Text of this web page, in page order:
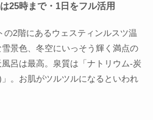
25時まで・1日をフル活用
の2階にあるウェスティンルスツ温
景色、冬空にいっそう輝く満点の
呂は最高。泉質は「ナトリウム-炭
。お肌がツルツルになるといわれ